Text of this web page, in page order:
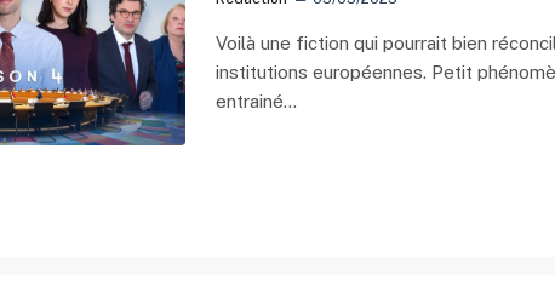
Voilà une fiction qui pourrait bien
institutions européennes. Petit
entrainé…